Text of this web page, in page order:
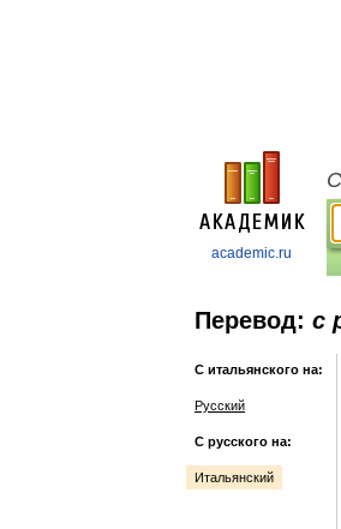
academic.ru
Перевод: с
С итальянского на:
Русский
С русского на:
Итальянский